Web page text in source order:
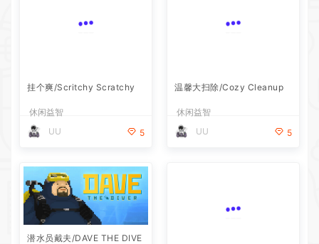
挂个爽/Scritchy Scratchy
休闲益智
UU
5
温馨大扫除/Cozy Cleanup
休闲益智
UU
5
潜水员戴夫/DAVE THE DIVE